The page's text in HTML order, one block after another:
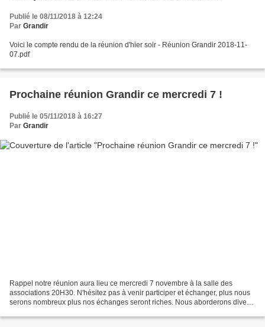
Publié le 08/11/2018 à 12:24
Par Grandir
Voici le compte rendu de la réunion d'hier soir - Réunion Grandir 2018-11-
07.pdf
Prochaine réunion Grandir ce mercredi 7 !
Publié le 05/11/2018 à 16:27
Par Grandir
Rappel notre réunion aura lieu ce mercredi 7 novembre à la salle des
associations 20H30. N'hésitez pas à venir participer et échanger, plus nous
serons nombreux plus nos échanges seront riches. Nous aborderons divers